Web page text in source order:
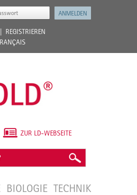
REGISTRIEREN
BIOLOGIE TECHNIK
ZUR LD-WEBSEITE